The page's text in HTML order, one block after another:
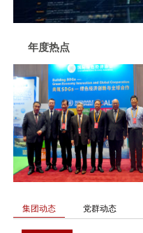
年度热点
集团动态 党群动态